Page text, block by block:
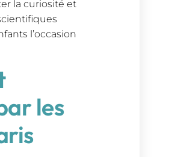
la curiosité et
l’occasion
les